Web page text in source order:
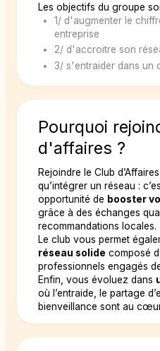
Les objectifs du groupe
1/ d'augmenter le
entreprise
2/ d'accroitre son
3/ s'entraider dans un
Pourquoi
d'affaires ?
Rejoindre le Club
qu’intégrer un réseau :
opportunité de booster
grâce à des échanges
recommandations locales.
Le club vous permet
réseau solide composé
professionnels engagés
Enfin, vous évoluez dans
où l’entraide, le partage
bienveillance sont au